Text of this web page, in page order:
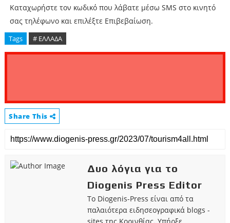
Καταχωρήστε τον κωδικό που λάβατε μέσω SMS στο κινητό
σας τηλέφωνο και επιλέξτε Επιβεβαίωση.
Tags # ΕΛΛΑΔΑ
Share This
Δυο λόγια για το
Diogenis Press Editor
Το Diogenis-Press είναι από τα
παλαιότερα ειδησεογραφικά blogs -